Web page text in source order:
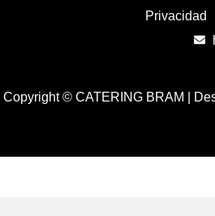
Privacidad
Copyright © CATERING BRAM |